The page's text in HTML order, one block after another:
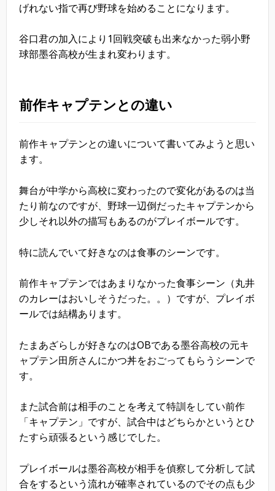
げれない指で再び野球を始めることになります。
谷口君の加入により1回戦突破も出来なかった弱小野
球部墨谷高校が生まれ変わります。
前作キャプテンとの違い
前作キャプテンとの違いについて書いてみようと思い
ます。
舞台が中学から高校に変わったので変化があるのは当
たり前なのですが、野球一辺倒だったキャプテンから
少しそれ以外の描写もあるのがプレイボールです。
特に読んでいて好きなのは食事のシーンです。
前作キャプテンではあまりなかった食事シーン（丸井
のカレーはおいしそうだった。。）ですが、プレイボ
ールでは結構あります。
たまあざらしが好きなのはOBである墨谷高校の元キ
ャプテン田所さんにかつ丼をおごってもらうシーンで
す。
また試合前は相手のことを考えて特訓をしてい前作
「キャプテン」ですが、試合中はどちらかというとひ
たすら頑張るという感じでした。
プレイボールは墨谷高校が相手を偵察して分析して試
合をするという流れが確率されているのでその点も少